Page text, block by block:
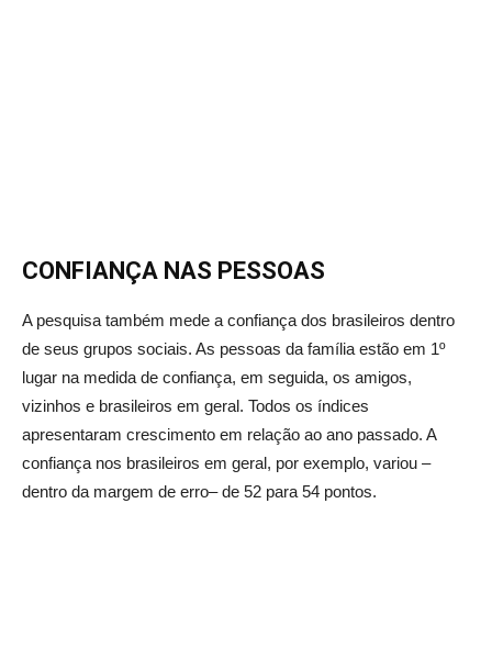
CONFIANÇA NAS PESSOAS
A pesquisa também mede a confiança dos brasileiros dentro
de seus grupos sociais. As pessoas da família estão em 1º
lugar na medida de confiança, em seguida, os amigos,
vizinhos e brasileiros em geral. Todos os índices
apresentaram crescimento em relação ao ano passado. A
confiança nos brasileiros em geral, por exemplo, variou –
dentro da margem de erro– de 52 para 54 pontos.